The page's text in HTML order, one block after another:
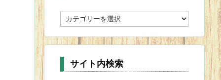
テ
ゴ
リ
ー
サイト内検索